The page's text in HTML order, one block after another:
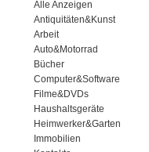
Alle Anzeigen
Antiquitäten&Kunst
Arbeit
Auto&Motorrad
Bücher
Computer&Software
Filme&DVDs
Haushaltsgeräte
Heimwerker&Garten
Immobilien